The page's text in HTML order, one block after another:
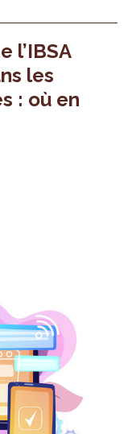
l’IBSA
les
: où en